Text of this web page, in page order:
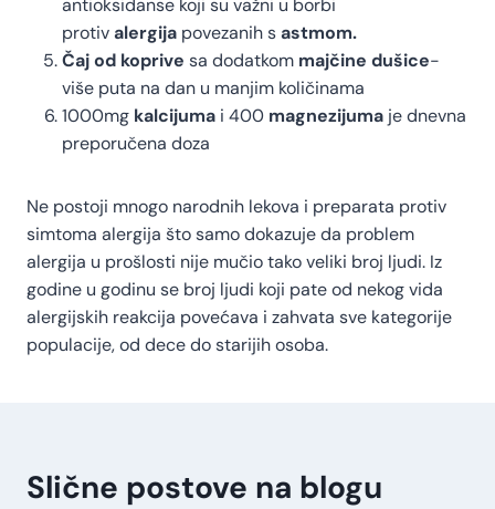
protivalergija povezanih sastmom.
Čaj od koprive sa dodatkom majčine dušice-
više puta na dan u manjim količinama
1000mg kalcijuma i 400 magnezijuma je dnevna
preporučena doza
Ne postoji mnogo narodnih lekova i preparata protiv
simtoma alergija što samo dokazuje da problem
alergija u prošlosti nije mučio tako veliki broj ljudi. Iz
godine u godinu se broj ljudi koji pate od nekog vida
alergijskih reakcija povećava i zahvata sve kategorije
populacije, od dece do starijih osoba.
Slične postove na blogu